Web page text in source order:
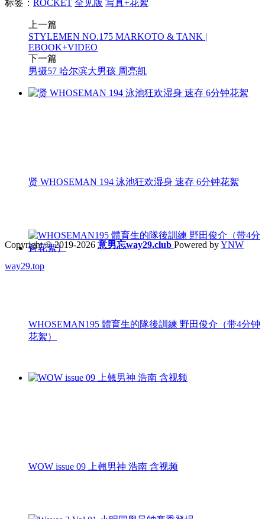
标签： ROCKET 全见版 写真+花絮
上一篇
STYLEMEN NO.175 MARKOTO & TANK |
EBOOK+VIDEO
下一篇
男摄57 哈尔滨大男孩 周亮凯
贤 WHOSEMAN 194 泳池狂欢湿身 速存 6分钟花絮
WHOSEMAN195 體育生的隊後訓練 野田俊介（带4分钟
花絮）
WOW issue 09 上翹男神 浩南 含视频
Copyright © 2019-2026 意男忘way29.club Powered byYNW
way29.top